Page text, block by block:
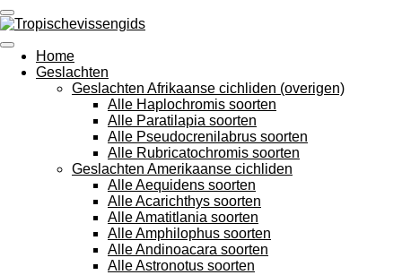
Ga
direct
naar
de
hoofdinhoud
Home
Geslachten
Geslachten Afrikaanse cichliden (overigen)
Alle Haplochromis soorten
Alle Paratilapia soorten
Alle Pseudocrenilabrus soorten
Alle Rubricatochromis soorten
Geslachten Amerikaanse cichliden
Alle Aequidens soorten
Alle Acarichthys soorten
Alle Amatitlania soorten
Alle Amphilophus soorten
Alle Andinoacara soorten
Alle Astronotus soorten